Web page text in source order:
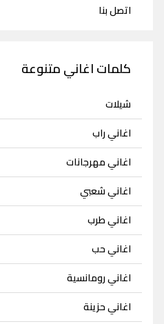
اتصل بنا
كلمات اغاني متنوعة
شيلات
اغاني راب
اغاني مهرجانات
اغاني شعبي
اغاني طرب
اغاني حب
اغاني رومانسية
اغاني حزينة